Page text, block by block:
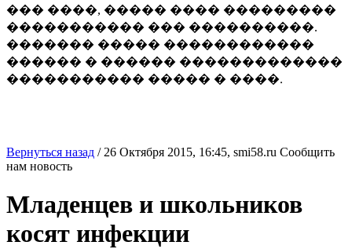
��� ����, ����� ���� ���������
����������� ��� ����������.
������� ����� ������������
������ � ������ �������������
����������� ����� � ����.
Вернуться назад / 26 Октября 2015, 16:45, smi58.ru Сообщить
нам новость
Младенцев и школьников
косят инфекции